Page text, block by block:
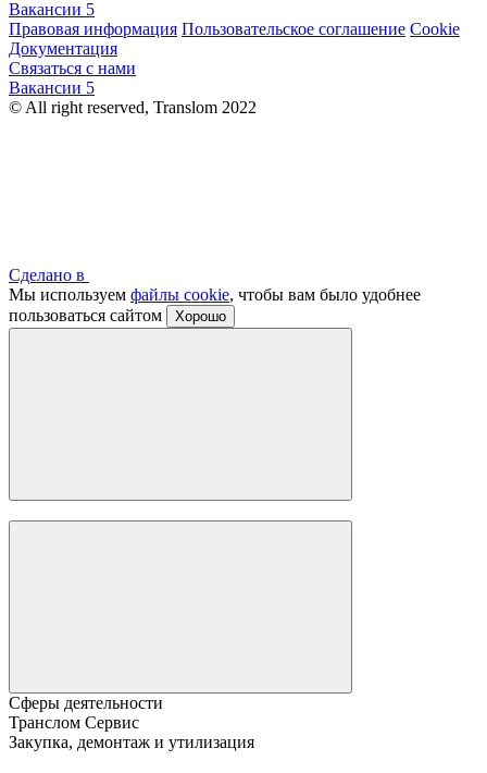
Вакансии 5
Правовая информация Пользовательское соглашение Cookie
Документация
Связаться с нами
Вакансии 5
© All right reserved, Translom 2022
Сделано в
Мы используем файлы cookie, чтобы вам было удобнее
пользоваться сайтом
Хорошо
Сферы деятельности
Транслом Сервис
Закупка, демонтаж и утилизация